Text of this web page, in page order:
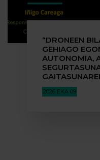
“DRONEEN
GEHIAGO
AUTONOMIA,
2026 EKA 09